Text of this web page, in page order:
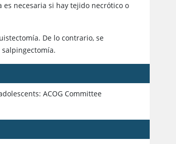
necesaria si hay tejido necrótico o
De lo contrario, se
ACOG Committee